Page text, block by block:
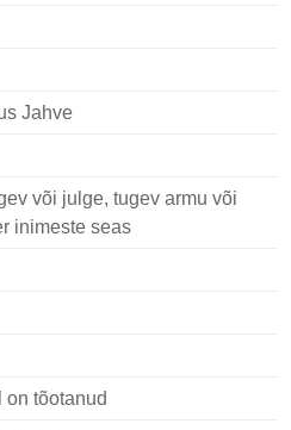
Jahve
või julge, tugev armu või
inimeste seas
on tõotanud